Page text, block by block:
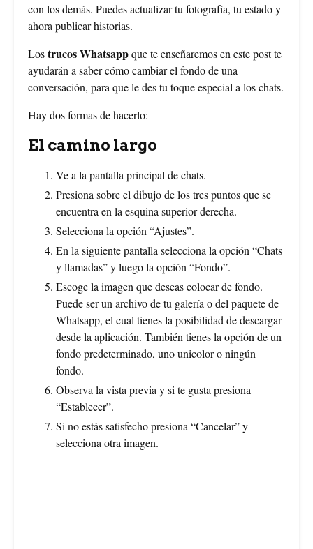
con los demás. Puedes actualizar tu fotografía, tu estado y
ahora publicar historias.
Lostrucos Whatsappque te enseñaremos en este post te
ayudarán a saber cómo cambiar el fondo de una
conversación, para que le des tu toque especial a los chats.
Hay dos formas de hacerlo:
El camino largo
Ve a la pantalla principal de chats.
Presiona sobre el dibujo de los tres puntos que se
encuentra en la esquina superior derecha.
Selecciona la opción “Ajustes”.
En la siguiente pantalla selecciona la opción “Chats
y llamadas” y luego la opción “Fondo”.
Escoge la imagen que deseas colocar de fondo.
Puede ser un archivo de tu galería o del paquete de
Whatsapp, el cual tienes la posibilidad de descargar
desde la aplicación. También tienes la opción de un
fondo predeterminado, uno unicolor o ningún
fondo.
Observa la vista previa y si te gusta presiona
“Establecer”.
Si no estás satisfecho presiona “Cancelar” y
selecciona otra imagen.